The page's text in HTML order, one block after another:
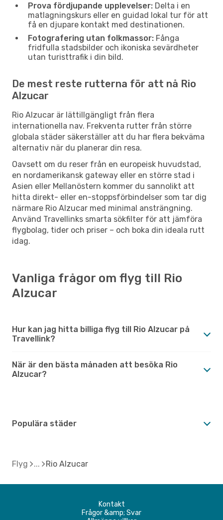
Prova fördjupande upplevelser: Delta i en
matlagningskurs eller en guidad lokal tur för att
få en djupare kontakt med destinationen.
Fotografering utan folkmassor: Fånga
fridfulla stadsbilder och ikoniska sevärdheter
utan turisttrafik i din bild.
De mest reste rutterna för att nå Rio
Alzucar
Rio Alzucar är lättillgängligt från flera
internationella nav. Frekventa rutter från större
globala städer säkerställer att du har flera bekväma
alternativ när du planerar din resa.
Oavsett om du reser från en europeisk huvudstad,
en nordamerikansk gateway eller en större stad i
Asien eller Mellanöstern kommer du sannolikt att
hitta direkt- eller en-stoppsförbindelser som tar dig
närmare Rio Alzucar med minimal ansträngning.
Använd Travellinks smarta sökfilter för att jämföra
flygbolag, tider och priser – och boka din ideala rutt
idag.
Vanliga frågor om flyg till Rio
Alzucar
Hur kan jag hitta billiga flyg till Rio Alzucar på
Travellink?
När är den bästa månaden att besöka Rio
Alzucar?
Populära städer
Flyg Rio Alzucar
Kontakt
Frågor &amp; Svar